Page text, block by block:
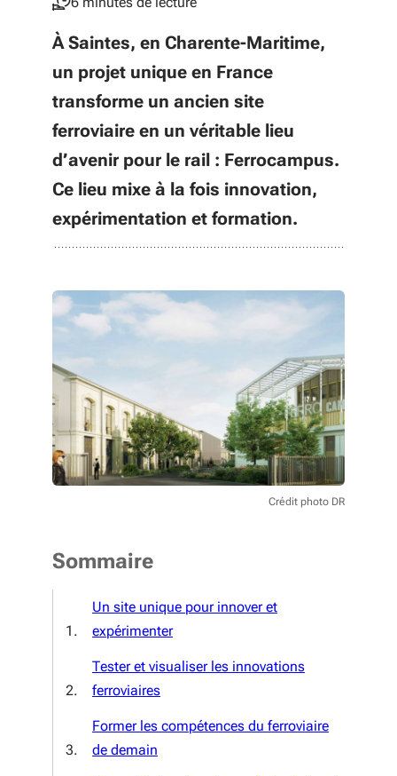
À Saintes, en Charente-Maritime,
un projet unique en France
transforme un ancien site
ferroviaire en un véritable lieu
d’avenir pour le rail : Ferrocampus.
Ce lieu mixe à la fois innovation,
expérimentation et formation.
Crédit photo DR
Sommaire
Un site unique pour innover et
expérimenter
Tester et visualiser les innovations
ferroviaires
Former les compétences du ferroviaire
de demain